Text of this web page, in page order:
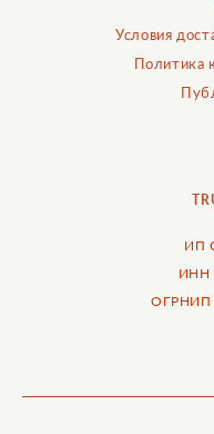
Условия
Политика
ИП
ИНН
ОГРНИП